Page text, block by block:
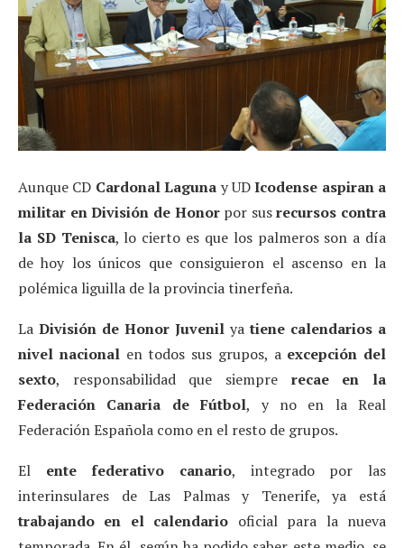
Aunque CD Cardonal Laguna y UDIcodense aspiran a
militar en División de Honor por susrecursos contra
la SD Tenisca, lo cierto es que los palmeros son a día
de hoy los únicos que consiguieron el ascenso en la
polémica liguilla de la provincia tinerfeña.
La División de Honor Juvenil yatiene calendarios a
nivel nacionalen todos sus grupos, a excepción del
sexto, responsabilidad que siempre recae en la
Federación Canaria de Fútbol, y no en la Real
Federación Española como en el resto de grupos.
El ente federativo canario, integrado por las
interinsulares de Las Palmas y Tenerife, ya está
trabajando en el calendario oficial para la nueva